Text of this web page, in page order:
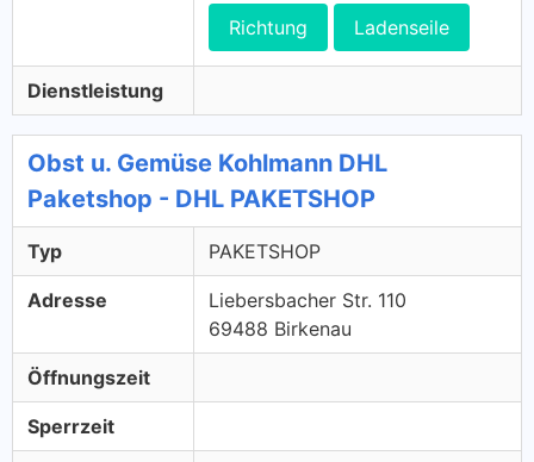
Richtung Ladenseile
Dienstleistung
Obst u. Gemüse Kohlmann DHL
Paketshop - DHL PAKETSHOP
Typ PAKETSHOP
Adresse
Liebersbacher Str. 110
69488 Birkenau
Öffnungszeit
Sperrzeit